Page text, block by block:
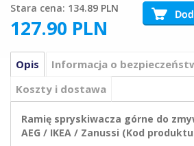
Stara cena: 134.89 PLN
127.90 PLN
Opis Informacja o
Koszty i dostawa
Ramię spryskiwacza górne do
AEG / IKEA / Zanussi (Kod